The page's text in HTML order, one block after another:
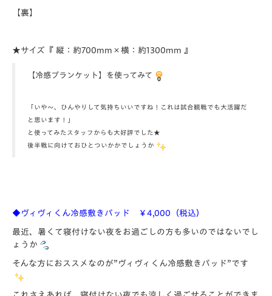
【裏】
★サイズ『 縦：約700mm×横：約1300mm 』
【冷感ブランケット】を使ってみて
「いや～、ひんやりして気持ちいいですね！これは試合観戦でも大活躍だ
と思います！」
と使ってみたスタッフからも大好評でした★
後半戦に向けておひとついかかでしょうか
◆ヴィヴィくん冷感敷きパッド ￥4,000（税込）
最近、暑くて寝付けない夜をお過ごしの方も多いのではないでし
ょうか
そんな方におススメなのが”ヴィヴィくん冷感敷きパッド”です